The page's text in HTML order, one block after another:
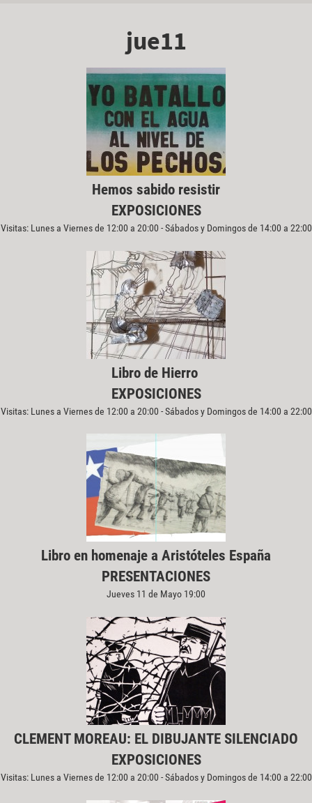
jue11
Hemos sabido resistir
EXPOSICIONES
Visitas: Lunes a Viernes de 12:00 a 20:00 - Sábados y Domingos de 14:00 a 22:00
Libro de Hierro
EXPOSICIONES
Visitas: Lunes a Viernes de 12:00 a 20:00 - Sábados y Domingos de 14:00 a 22:00
Libro en homenaje a Aristóteles España
PRESENTACIONES
Jueves 11 de Mayo 19:00
CLEMENT MOREAU: EL DIBUJANTE SILENCIADO
EXPOSICIONES
Visitas: Lunes a Viernes de 12:00 a 20:00 - Sábados y Domingos de 14:00 a 22:00